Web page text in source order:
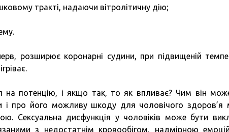
тракті, надаючи вітролітичну дію;
розширює коронарні судини, при підвищеній
на потенцію, і якщо так, то як впливає? Чим він
і про його можливу шкоду для чоловічого здоров’я
Сексуальна дисфункція у чоловіків може бути
з недостатнім кровообігом, надмірною